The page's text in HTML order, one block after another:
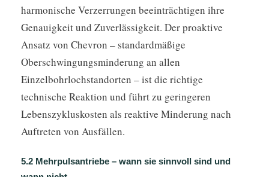
harmonische Verzerrungen beeinträchtigen ihre
Genauigkeit und Zuverlässigkeit. Der proaktive
Ansatz von Chevron – standardmäßige
Oberschwingungsminderung an allen
Einzelbohrlochstandorten – ist die richtige
technische Reaktion und führt zu geringeren
Lebenszykluskosten als reaktive Minderung nach
Auftreten von Ausfällen.
5.2 Mehrpulsantriebe – wann sie sinnvoll sind und